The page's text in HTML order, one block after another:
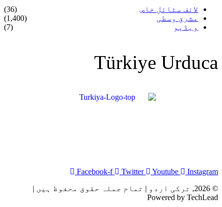
لائف سٹائل خاص
(36)
مشرق وسطی
(1,400)
ویڈیو
(7)
Türkiye Urduca
Facebook-f Twitter Youtube
Instagram
© 2026, ترکی اردو | تمام جملہ حقوق محفوظ ہیں |
Powered by TechLead